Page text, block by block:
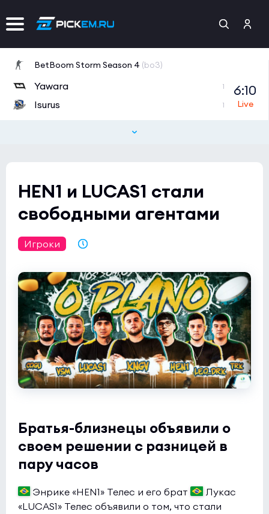
BetBoom Storm Season 4 (bo3)
Yawara 1
Isurus 1
6:10
CCT 2026 Europe Series 6
HEN1 и LUCAS1 стали
свободными агентами
Игроки
Братья-близнецы объявили о
своем решении с разницей в
пару часов
Энрике «HEN1» Телес и его брат
Лукас
«LUCAS1» Телес объявили о том, что стали